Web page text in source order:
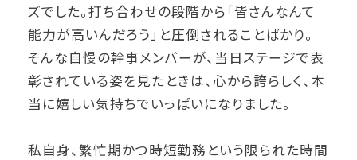
ズでした。打ち合わせの段階から「皆さんなんて
能力が高いんだろう」と圧倒されることばかり。
そんな自慢の幹事メンバーが、当日ステージで表
彰されている姿を見たときは、心から誇らしく、本
当に嬉しい気持ちでいっぱいになりました。
私自身、繁忙期かつ時短勤務という限られた時間